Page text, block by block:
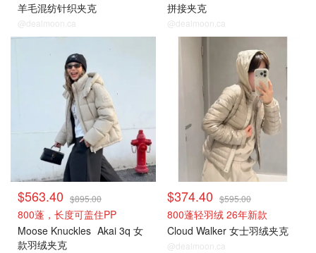
羊毛混纺针织夹克
@dealmoon.ca
拼接夹克
@dealmoon.ca
$563.40 $895.00
800蓬，长度可盖住PP
Moose Knuckles Akai 3q 女
款羽绒夹克
$374.40 $595.00
800蓬轻羽绒 26年新款
Cloud Walker 女士羽绒夹克
@dealmoon.ca